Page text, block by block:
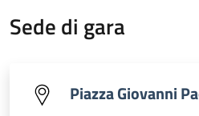
Sede di gara
Piazza Giovanni